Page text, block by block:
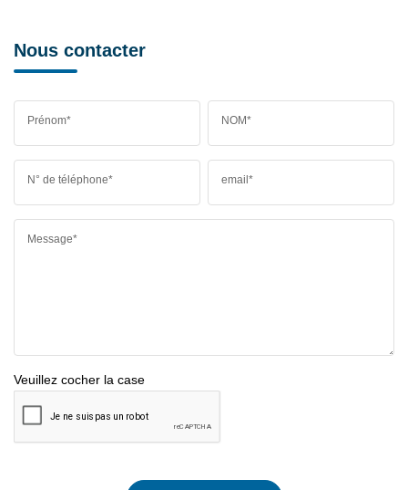
Nous contacter
Prénom* NOM*
N° de téléphone* email*
Message*
Veuillez cocher la case